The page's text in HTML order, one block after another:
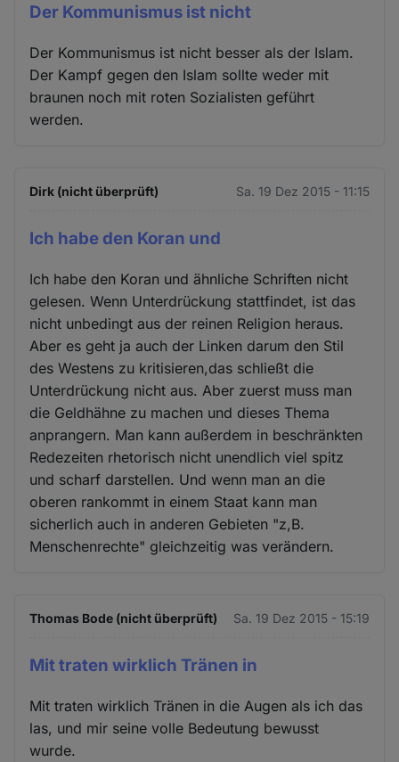
Der Kommunismus ist nicht
Der Kommunismus ist nicht besser als der Islam.
Der Kampf gegen den Islam sollte weder mit
braunen noch mit roten Sozialisten geführt
werden.
Dirk (nicht überprüft) Sa. 19 Dez 2015 - 11:15
Ich habe den Koran und
Ich habe den Koran und ähnliche Schriften nicht
gelesen. Wenn Unterdrückung stattfindet, ist das
nicht unbedingt aus der reinen Religion heraus.
Aber es geht ja auch der Linken darum den Stil
des Westens zu kritisieren,das schließt die
Unterdrückung nicht aus. Aber zuerst muss man
die Geldhähne zu machen und dieses Thema
anprangern. Man kann außerdem in beschränkten
Redezeiten rhetorisch nicht unendlich viel spitz
und scharf darstellen. Und wenn man an die
oberen rankommt in einem Staat kann man
sicherlich auch in anderen Gebieten "z,B.
Menschenrechte" gleichzeitig was verändern.
Thomas Bode (nicht überprüft) Sa. 19 Dez 2015 - 15:19
Mit traten wirklich Tränen in
Mit traten wirklich Tränen in die Augen als ich das
las, und mir seine volle Bedeutung bewusst
wurde.